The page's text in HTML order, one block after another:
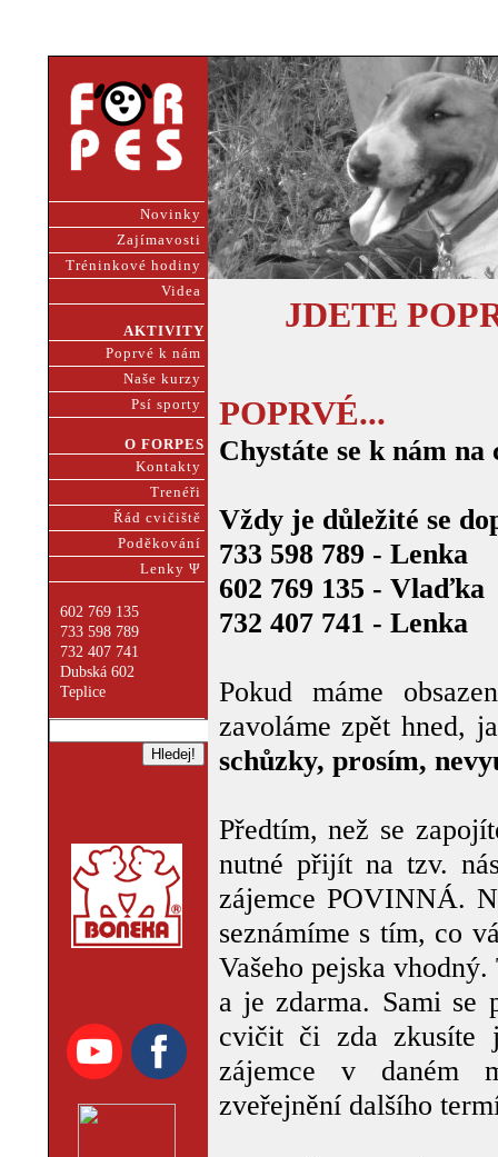
Novinky
Zajímavosti
Tréninkové hodiny
Videa
AKTIVITY
Poprvé k nám
Naše kurzy
Psí sporty
O FORPES
Kontakty
Trenéři
Řád cvičiště
Poděkování
Lenky Ψ
602 769 135
733 598 789
732 407 741
Dubská 602
Teplice
JDETE
POPRVÉ...
Chystáte se k nám na
Vždy je důležité se
733 598 789 - Lenka
602 769 135 - Vlaďka
732 407 741 - Lenka
Pokud máme
zavoláme zpět hned,
schůzky, prosím,
Předtím, než se
nutné přijít na tzv.
zájemce POVINNÁ.
seznámíme s tím, co
Vašeho pejska
a je zdarma. Sami se
cvičit či zda zkusíte
zájemce v daném
zveřejnění dalšího